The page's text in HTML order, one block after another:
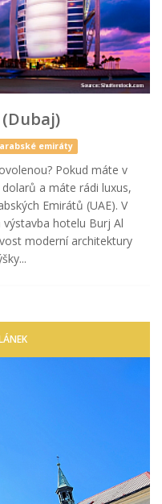
emiráty
Pokud máte v
a máte rádi luxus,
Emirátů (UAE). V
hotelu Burj Al
moderní architektury